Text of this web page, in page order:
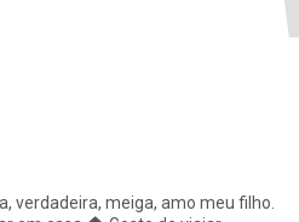
amo meu filho.